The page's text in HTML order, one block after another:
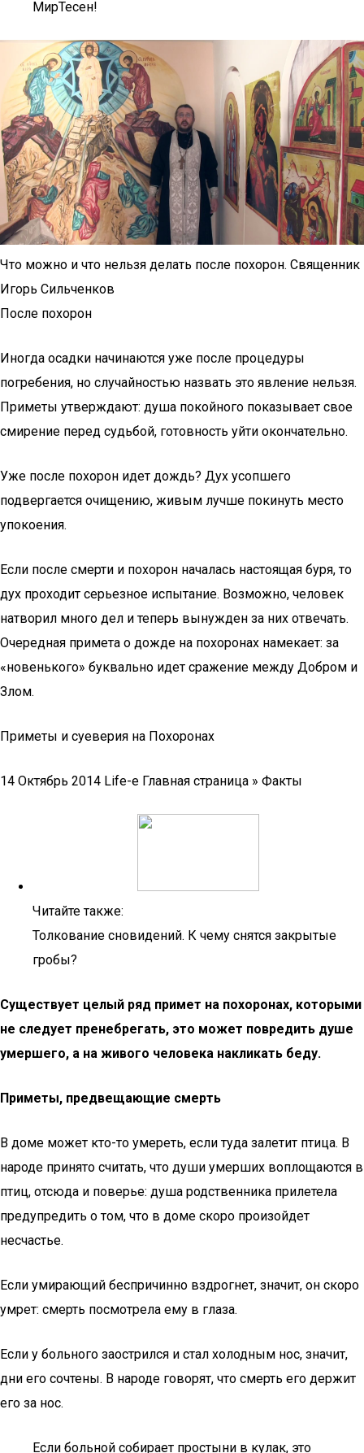
МирТесен!
Что можно и что нельзя делать после похорон. Священник
Игорь Сильченков
После похорон
Иногда осадки начинаются уже после процедуры
погребения, но случайностью назвать это явление нельзя.
Приметы утверждают: душа покойного показывает свое
смирение перед судьбой, готовность уйти окончательно.
Уже после похорон идет дождь? Дух усопшего
подвергается очищению, живым лучше покинуть место
упокоения.
Если после смерти и похорон началась настоящая буря, то
дух проходит серьезное испытание. Возможно, человек
натворил много дел и теперь вынужден за них отвечать.
Очередная примета о дожде на похоронах намекает: за
«новенького» буквально идет сражение между Добром и
Злом.
Приметы и суеверия на Похоронах
14 Октябрь 2014 Life-e Главная страница » Факты
Читайте также:
Толкование сновидений. К чему снятся закрытые
гробы?
Существует целый ряд примет на похоронах, которыми
не следует пренебрегать, это может повредить душе
умершего, а на живого человека накликать беду.
Приметы, предвещающие смерть
В доме может кто-то умереть, если туда залетит птица. В
народе принято считать, что души умерших воплощаются в
птиц, отсюда и поверье: душа родственника прилетела
предупредить о том, что в доме скоро произойдет
несчастье.
Если умирающий беспричинно вздрогнет, значит, он скоро
умрет: смерть посмотрела ему в глаза.
Если у больного заострился и стал холодным нос, значит,
дни его сочтены. В народе говорят, что смерть его держит
его за нос.
Если больной собирает простыни в кулак, это